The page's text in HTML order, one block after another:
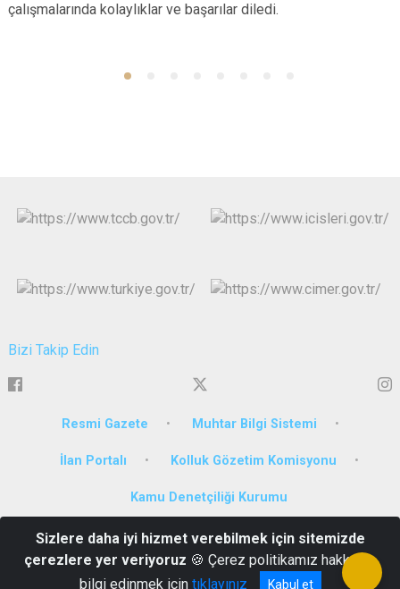
çalışmalarında kolaylıklar ve başarılar diledi.
Bizi Takip Edin
Resmi Gazete Muhtar Bilgi Sistemi
İlan Portalı Kolluk Gözetim Komisyonu
Kamu Denetçiliği Kurumu
Çarşı Mah. İnönü Caddesi Milli İrade Meydanı No:1 Artvin
0(466)212 10 08
Sizlere daha iyi hizmet verebilmek için sitemizde
çerezlere yer veriyoruz 🍪 Çerez politikamız hakkında
bilgi edinmek için tıklayınız Kabul et